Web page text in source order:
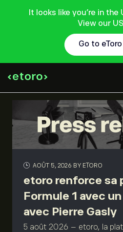
It looks like you're in the
View our
Go to
AOÛT 5, 2026 BY ETORO
etoro renforce sa
Formule 1 avec
avec Pierre Gasly
5 août 2026 – etoro, la